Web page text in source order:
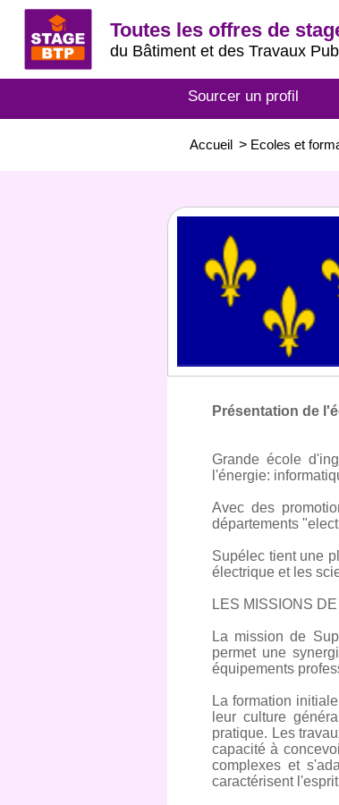
Toutes les offres de
du Bâtiment et des Travaux
Sourcer un profil
Accueil > Ecoles et
Présentation de
Grande école
l'énergie:
Avec des
départements
Supélec tient une
électrique et les
LES MISSIONS
La mission de
permet une
équipements
La formation
leur culture
pratique. Les
capacité à
complexes et
caractérisent